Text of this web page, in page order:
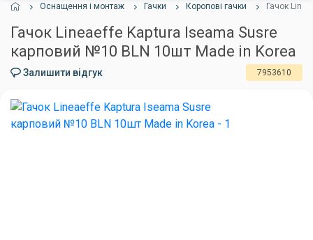
Оснащення і монтаж Гачки Коропові гачки Гачок
Гачок Lineaeffe Kaptura Iseama Susre
карповий №10 BLN 10шт Made in Korea
Залишити відгук 7953610